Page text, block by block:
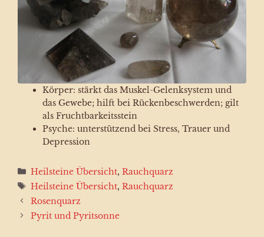
Körper: stärkt das Muskel-Gelenksystem und
das Gewebe; hilft bei Rückenbeschwerden; gilt
als Fruchtbarkeitsstein
Psyche: unterstützend bei Stress, Trauer und
Depression
Kategorien
Heilsteine Übersicht,Rauchquarz
Schlagwörter
Heilsteine Übersicht,Rauchquarz
Rosenquarz
Pyrit und Pyritsonne